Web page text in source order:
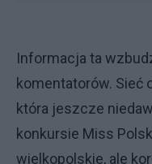
Informacja ta
komentatorów. Sieć
która jeszcze
konkursie Miss
wielkopolskie, ale